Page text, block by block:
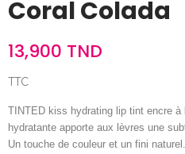
Coral Colada
13,900 TND
TTC
TINTED kiss hydrating lip tint encre
hydratante apporte aux lèvres une
Un touche de couleur et un fini